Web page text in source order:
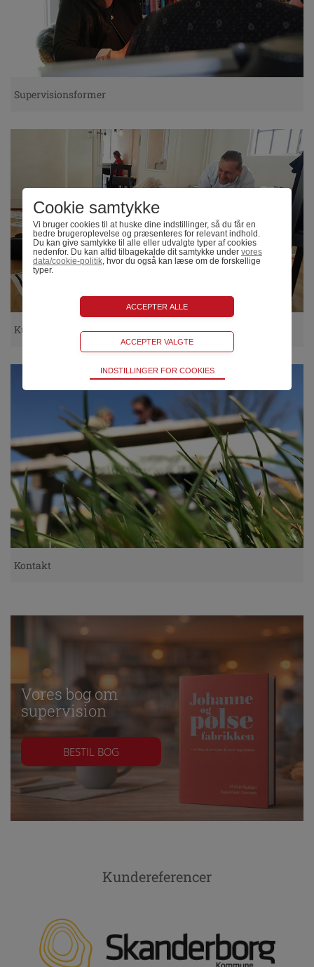
Supervisionsformer
Kurser
Kontakt
Vores bog om
supervision
BESTIL BOG
Kundereferencer
Cookie samtykke
Vi bruger cookies til at huske dine indstillinger, så du får en
bedre brugeroplevelse og præsenteres for relevant indhold.
Du kan give samtykke til alle eller udvalgte typer af cookies
nedenfor. Du kan altid tilbagekalde dit samtykke under vores
data/cookie-politik, hvor du også kan læse om de forskellige
typer.
Bliver brugt til at opretholde driften af websitet,
uden disse vil funktionalitet på websitet ikke
fungere.
Statistik
Bliver brugt til at optimere design, brugervenlighed
og effektiviteten af en hjemmeside. Fx ved at
indsamle besøgsstatistik.
INDSTILLINGER FOR COOKIES